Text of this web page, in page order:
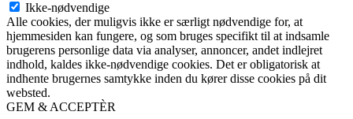
Ikke-nødvendige
Alle cookies, der muligvis ikke er særligt nødvendige for, at
hjemmesiden kan fungere, og som bruges specifikt til at indsamle
brugerens personlige data via analyser, annoncer, andet indlejret
indhold, kaldes ikke-nødvendige cookies. Det er obligatorisk at
indhente brugernes samtykke inden du kører disse cookies på dit
websted.
GEM & ACCEPTÈR